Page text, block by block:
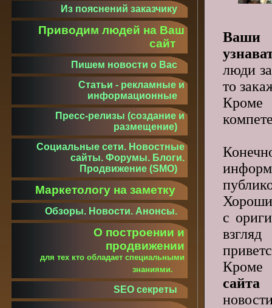
Ваши
люди
то
Кроме
с
Кроме
сайта
Из пояснений заказчику
Приводим людей на Ваш
сайт
Пишем новости о Вас
Статьи - рекламные и
информационные
Пресс-релизы (создание и
размещение)
Социальные сети. Новостные
сайты. Форумы. Блоги.
Продвижение (SMO)
Маркетологу на заметку
Обзоры. Новости. Анонсы.
О построении и
продвижении
для тех кто обладает специальными
знаниями.
SEO секреты